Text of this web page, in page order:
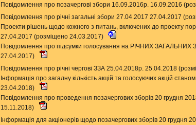
Повідомлення про позачергові збори 16.09.2016р. 16.09.2016
Повідомлення про річні загальні збори 27.04.2017 27.04.2017
Проекти рішень щодо кожного з питань, включених до проекту
27.04.2017 (розміщено 24.03.2017)
Повідомлення про підсумки голосування на РІЧНИХ
27.04.2017)
Повідомлення про річні чергові ЗЗА 25.04.2018р. 25.04.2018
Інформація про загалну кількість акцій та голосуючих акцій
23.04.2018)
Повідомлення про проведення позачергових зборів 20 грудня
15.11.2018)
Інформація для акціонерів щодо позачергових зборів 20 грудня